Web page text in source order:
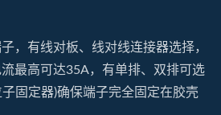
，有线对板、线对线连接器选择，
最高可达35A，有单排、双排可选
固定器)确保端子完全固定在胶壳